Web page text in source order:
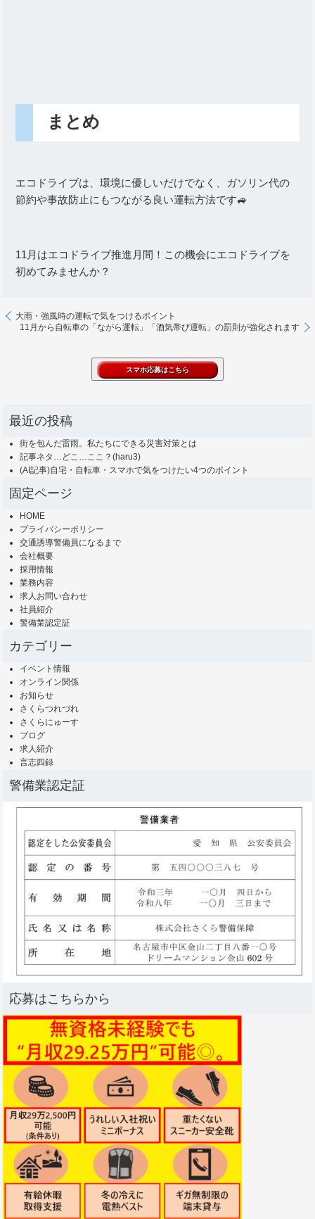
まとめ
エコドライブは、環境に優しいだけでなく、ガソリン代の
節約や事故防止にもつながる良い運転方法です🚙
11月はエコドライブ推進月間！この機会にエコドライブを
初めてみませんか？
大雨・強風時の運転で気をつけるポイント
11月から自転車の「ながら運転」「酒気帯び運転」の罰則が強化されます
最近の投稿
街を包んだ雷雨。私たちにできる災害対策とは
記事ネタ…どこ…ここ？(haru3)
(AI記事)自宅・自転車・スマホで気をつけたい4つのポイント
固定ページ
HOME
プライバシーポリシー
交通誘導警備員になるまで
会社概要
採用情報
業務内容
求人お問い合わせ
社員紹介
警備業認定証
カテゴリー
イベント情報
オンライン関係
お知らせ
さくらつれづれ
さくらにゅーす
ブログ
求人紹介
言志四録
警備業認定証
応募はこちらから